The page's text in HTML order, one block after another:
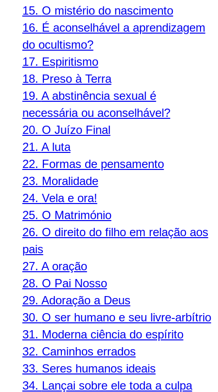
15. O mistério do nascimento
16. É aconselhável a aprendizagem
do ocultismo?
17. Espiritismo
18. Preso à Terra
19. A abstinência sexual é
necessária ou aconselhável?
20. O Juízo Final
21. A luta
22. Formas de pensamento
23. Moralidade
24. Vela e ora!
25. O Matrimónio
26. O direito do filho em relação aos
pais
27. A oração
28. O Pai Nosso
29. Adoração a Deus
30. O ser humano e seu livre-arbítrio
31. Moderna ciência do espírito
32. Caminhos errados
33. Seres humanos ideais
34. Lançai sobre ele toda a culpa